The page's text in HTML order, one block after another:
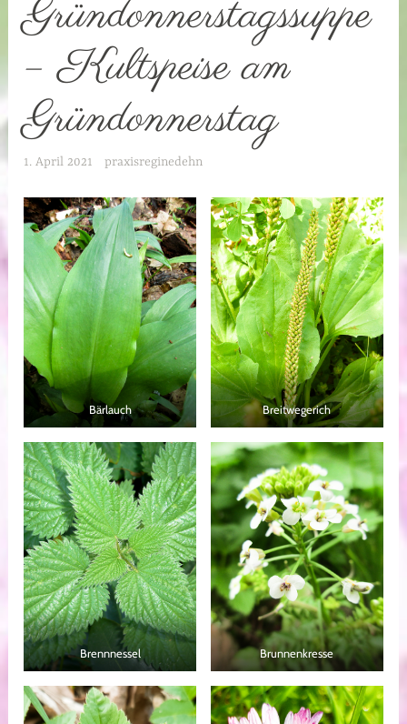
Gründonnerstagssuppe
– Kultspeise am
Gründonnerstag
1. April 2021 praxisreginedehn
Bärlauch Breitwegerich
Brennnessel Brunnenkresse